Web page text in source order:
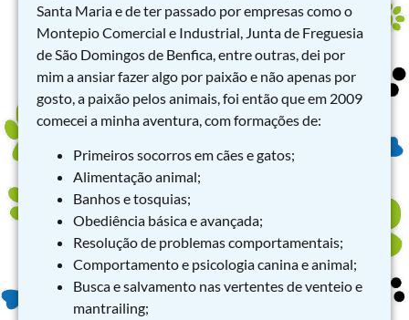
Santa Maria e de ter passado por empresas como o
Montepio Comercial e Industrial, Junta de Freguesia
de São Domingos de Benfica, entre outras, dei por
mim a ansiar fazer algo por paixão e não apenas por
gosto, a paixão pelos animais, foi então que em 2009
comecei a minha aventura, com formações de:
Primeiros socorros em cães e gatos;
Alimentação animal;
Banhos e tosquias;
Obediência básica e avançada;
Resolução de problemas comportamentais;
Comportamento e psicologia canina e animal;
Busca e salvamento nas vertentes de venteio e
mantrailing;